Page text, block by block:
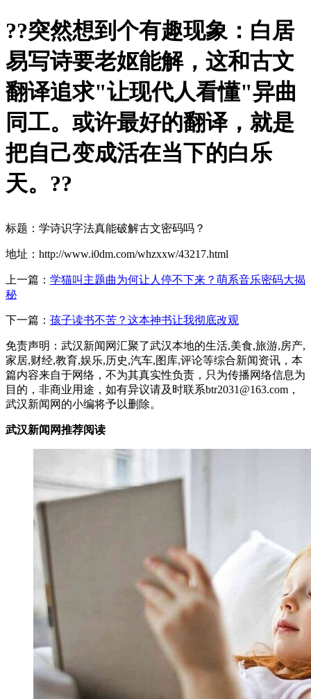
??突然想到个有趣现象：白居
易写诗要老妪能解，这和古文
翻译追求"让现代人看懂"异曲
同工。或许最好的翻译，就是
把自己变成活在当下的白乐
天。??
标题：学诗识字法真能破解古文密码吗？
地址：http://www.i0dm.com/whzxxw/43217.html
上一篇： 学猫叫主题曲为何让人停不下来？萌系音乐密码大揭
秘
下一篇： 孩子读书不苦？这本神书让我彻底改观
免责声明：武汉新闻网汇聚了武汉本地的生活,美食,旅游,房产,
家居,财经,教育,娱乐,历史,汽车,图库,评论等综合新闻资讯，本
篇内容来自于网络，不为其真实性负责，只为传播网络信息为
目的，非商业用途，如有异议请及时联系btr2031@163.com，
武汉新闻网的小编将予以删除。
武汉新闻网推荐阅读